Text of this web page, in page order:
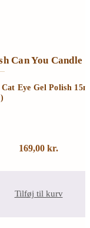
Can You Candle
Eye Gel Polish
169,00 kr.
Tilføj til kurv